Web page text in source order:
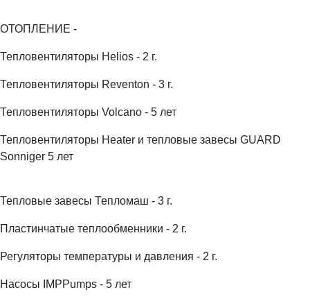
ОТОПЛЕНИЕ -
Тепловентиляторы Helios - 2 г.
Тепловентиляторы Reventon - 3 г.
Тепловентиляторы Volcano - 5 лет
Тепловентиляторы Heater и тепловые завесы GUARD
Sonniger 5 лет
Тепловые завесы Тепломаш - 3 г.
Пластинчатые теплообменники - 2 г.
Регуляторы температуры и давления - 2 г.
Насосы IMPPumps - 5 лет